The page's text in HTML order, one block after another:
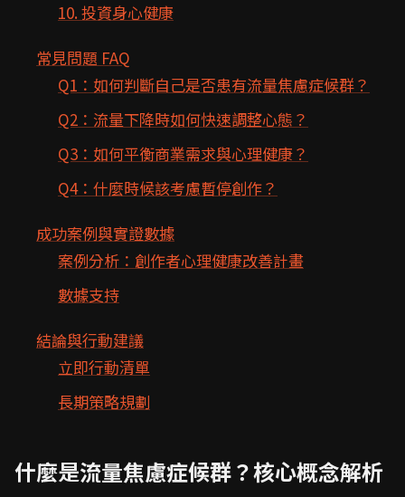
10. 投資身心健康
常見問題 FAQ
Q1：如何判斷自己是否患有流量焦慮症候群？
Q2：流量下降時如何快速調整心態？
Q3：如何平衡商業需求與心理健康？
Q4：什麼時候該考慮暫停創作？
成功案例與實證數據
案例分析：創作者心理健康改善計畫
數據支持
結論與行動建議
立即行動清單
長期策略規劃
什麼是流量焦慮症候群？核心概念解析